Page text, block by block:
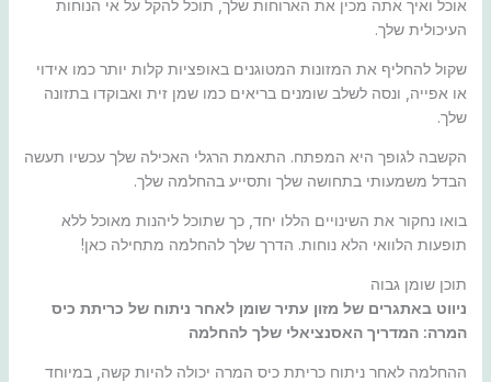
אוכל ואיך אתה מכין את הארוחות שלך, תוכל להקל על אי הנוחות
העיכולית שלך.
שקול להחליף את המזונות המטוגנים באופציות קלות יותר כמו אידוי
או אפייה, ונסה לשלב שומנים בריאים כמו שמן זית ואבוקדו בתזונה
שלך.
הקשבה לגופך היא המפתח. התאמת הרגלי האכילה שלך עכשיו תעשה
הבדל משמעותי בתחושה שלך ותסייע בהחלמה שלך.
בואו נחקור את השינויים הללו יחד, כך שתוכל ליהנות מאוכל ללא
תופעות הלוואי הלא נוחות. הדרך שלך להחלמה מתחילה כאן!
תוכן שומן גבוה
ניווט באתגרים של מזון עתיר שומן לאחר ניתוח של כריתת כיס
המרה: המדריך האסנציאלי שלך להחלמה
ההחלמה לאחר ניתוח כריתת כיס המרה יכולה להיות קשה, במיוחד